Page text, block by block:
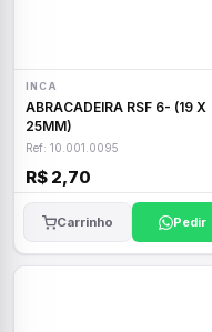
INCA
ABRACADEIRA RSF 6- (19 X
25MM)
Ref: 10.001.0095
R$ 2,70
Carrinho Pedir